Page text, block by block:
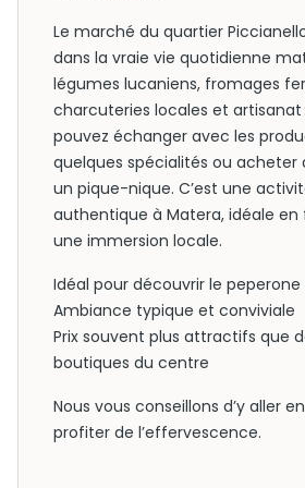
Le marché du quartier
dans la vraie vie quotidienne
légumes lucaniens, fromages
charcuteries locales et artisanat
pouvez échanger avec les
quelques spécialités ou acheter
un pique-nique. C’est une
authentique à Matera, idéale
une immersion locale.
Idéal pour découvrir le
Ambiance typique et conviviale
Prix souvent plus attractifs que
boutiques du centre
Nous vous conseillons d’y aller
profiter de l’effervescence.